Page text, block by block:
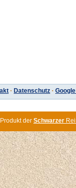
· Datenschutz ·
Produkt der Schwarzer